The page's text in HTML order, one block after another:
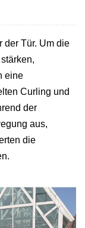
der Tür. Um die
eine
Curling und
der
aus,
die